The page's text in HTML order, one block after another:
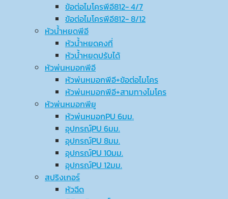
ข้อต่อไมโครพีอี812- 4/7
ข้อต่อไมโครพีอี812- 8/12
หัวน้ำหยดพีอี
หัวน้ำหยดคงที่
หัวน้ำหยดปรับได้
หัวพ่นหมอกพีอี
หัวพ่นหมอกพีอี+ข้อต่อไมโคร
หัวพ่นหมอกพีอี+สามทางไมโคร
หัวพ่นหมอกพียู
หัวพ่นหมอกPU 6มม.
อุปกรณ์ฺPU 6มม.
อุปกรณ์ฺPU 8มม.
อุปกรณ์ฺPU 10มม.
อุปกรณ์ฺPU 12มม.
สปริงเกอร์
หัวฉีด